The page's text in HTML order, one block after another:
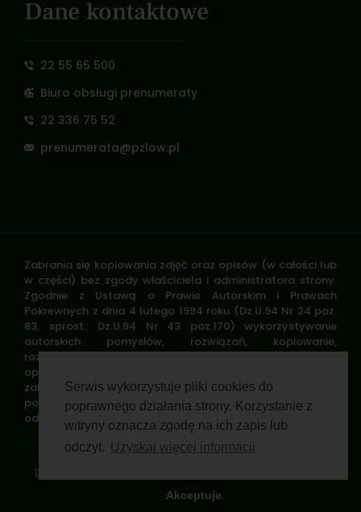
Serwis wykorzystuje pliki cookies do
poprawnego działania strony. Korzystanie z
witryny oznacza zgodę na ich zapis lub
odczyt.
Uzyskaj więcej informacji
Akceptuje
Dane kontaktowe
22 55 65 500
Biuro obsługi prenumeraty
22 336 75 52
prenumerata@pzlow.pl
Zabrania się kopiowania zdjęć oraz opisów (w całości lub
w części) bez zgody właściciela i administratora strony.
Zgodnie z Ustawą o Prawie Autorskim i Prawach
Pokrewnych z dnia 4 lutego 1994 roku (Dz.U.94 Nr 24 poz.
83, sprost.: Dz.U.94 Nr 43 poz.170) wykorzystywanie
autorskich pomysłów, rozwiązań, kopiowanie,
rozpowszechnianie zdjęć, fragmentów grafiki, tekstów
opisów w celach zarobkowych, bez zezwolenia autora jest
zabronione i stanowi naruszenie praw autorskich oraz
podlega karze. Znaki towarowe i graficzne są własnością
odpowiednich firm i/lub instytucji.
© 2026 Polski Związek Łowiecki. All rights reserved